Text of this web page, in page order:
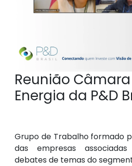
Reunião
Energia da P&D
Grupo de Trabalho formado
das empresas
debates de temas do